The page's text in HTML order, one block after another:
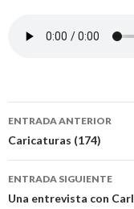
Navegación
de
entradas
ENTRADA ANTERIOR
Caricaturas (174)
ENTRADA SIGUIENTE
Una entrevista con